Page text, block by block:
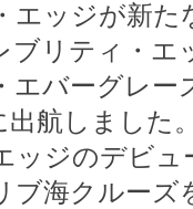
エッジが新
ブリティ・
エバーグレー
出航しました
ッジのデビ
ブ海クルーズ